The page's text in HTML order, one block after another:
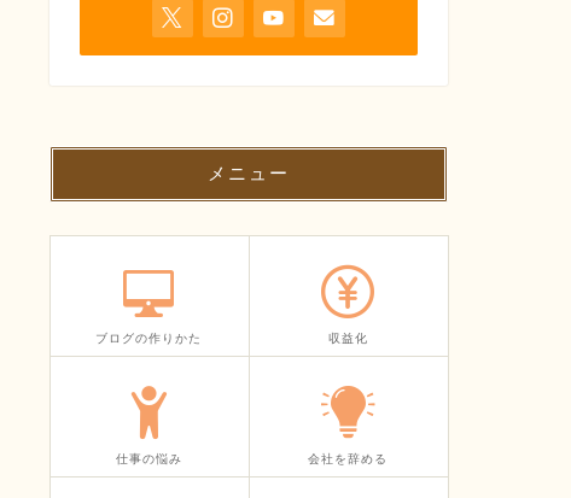
メニュー
ブログの作りかた 収益化
仕事の悩み 会社を辞める